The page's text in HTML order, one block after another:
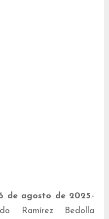
de agosto de 2025.-
Ramírez Bedolla